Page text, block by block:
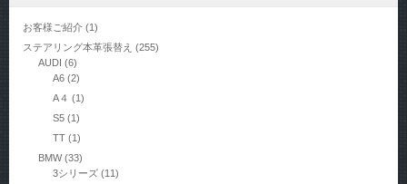
お客様ご紹介 (1)
ステアリング本革張替え (255)
AUDI (6)
A6 (2)
A４ (1)
S5 (1)
TT (1)
BMW(33)
3シリーズ (11)